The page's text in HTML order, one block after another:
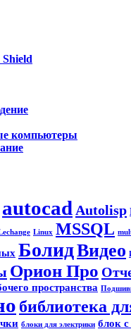
компьютеры
autocad Autolisp
Linux MSSQL
БолидВидео
Орион Про
пространства
библиотека
блоки для электрики блок